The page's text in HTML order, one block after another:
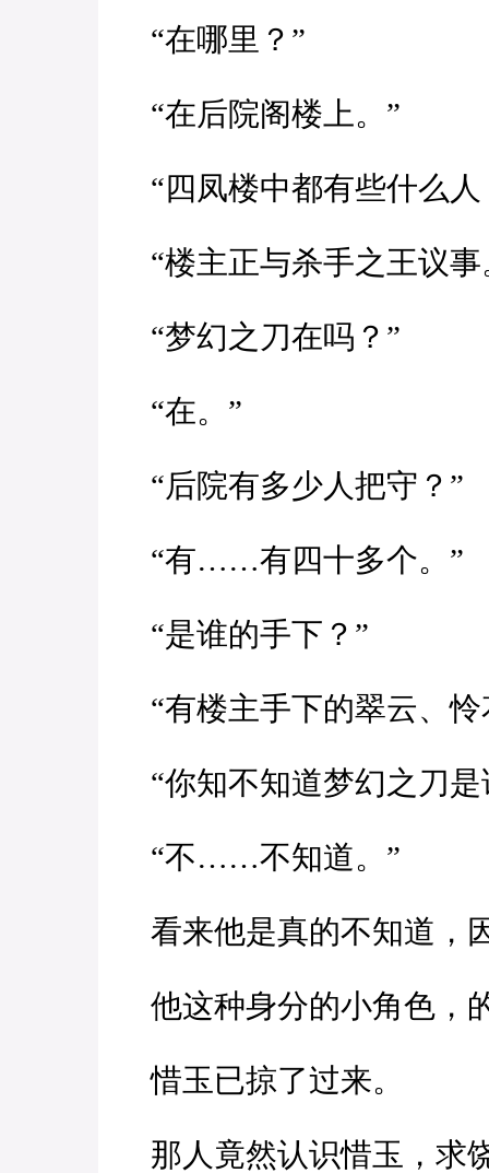
“在哪里？”
“在后院阁楼上。”
“四凤楼中都有些什么人
“楼主正与杀手之王议事
“梦幻之刀在吗？”
“在。”
“后院有多少人把守？”
“有……有四十多个。”
“是谁的手下？”
“有楼主手下的翠云、怜
“你知不知道梦幻之刀是
“不……不知道。”
看来他是真的不知道，
他这种身分的小角色，
惜玉已掠了过来。
那人竟然认识惜玉，